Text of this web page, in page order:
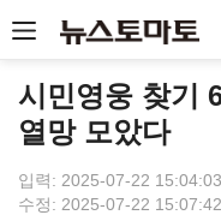
시민영웅 찾기
열망 모았다
입력: 2025-07-22 15:04:03
수정: 2025-07-22 15:07:42